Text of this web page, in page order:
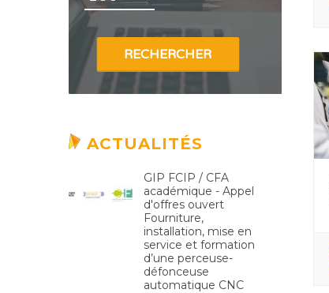
ACTUALITÉS
GIP FCIP / CFA
académique - Appel
d'offres ouvert
Fourniture,
installation, mise en
service et formation
d’une perceuse-
défonceuse
automatique CNC